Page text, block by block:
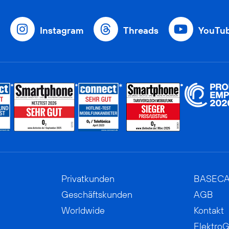
Instagram Threads
Privatkunden
Geschäftskunden
Worldwide
AGB
Kontakt